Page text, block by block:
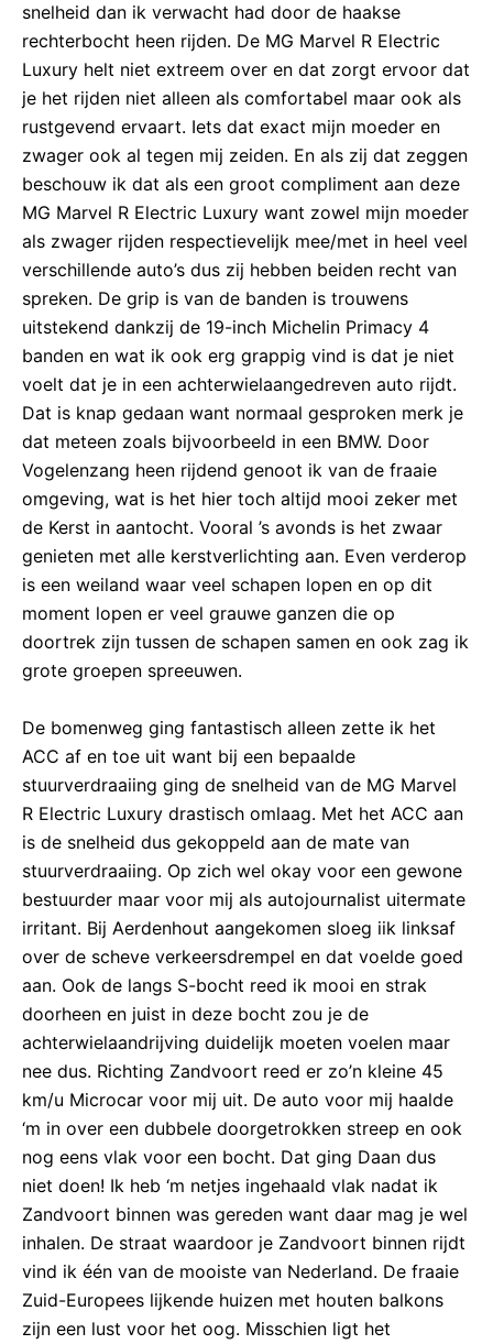
snelheid dan ik verwacht had door de haakse
rechterbocht heen rijden. De MG Marvel R Electric
Luxury helt niet extreem over en dat zorgt ervoor dat
je het rijden niet alleen als comfortabel maar ook als
rustgevend ervaart. Iets dat exact mijn moeder en
zwager ook al tegen mij zeiden. En als zij dat zeggen
beschouw ik dat als een groot compliment aan deze
MG Marvel R Electric Luxury want zowel mijn moeder
als zwager rijden respectievelijk mee/met in heel veel
verschillende auto’s dus zij hebben beiden recht van
spreken. De grip is van de banden is trouwens
uitstekend dankzij de 19-inch Michelin Primacy 4
banden en wat ik ook erg grappig vind is dat je niet
voelt dat je in een achterwielaangedreven auto rijdt.
Dat is knap gedaan want normaal gesproken merk je
dat meteen zoals bijvoorbeeld in een BMW. Door
Vogelenzang heen rijdend genoot ik van de fraaie
omgeving, wat is het hier toch altijd mooi zeker met
de Kerst in aantocht. Vooral ’s avonds is het zwaar
genieten met alle kerstverlichting aan. Even verderop
is een weiland waar veel schapen lopen en op dit
moment lopen er veel grauwe ganzen die op
doortrek zijn tussen de schapen samen en ook zag ik
grote groepen spreeuwen.
De bomenweg ging fantastisch alleen zette ik het
ACC af en toe uit want bij een bepaalde
stuurverdraaiing ging de snelheid van de MG Marvel
R Electric Luxury drastisch omlaag. Met het ACC aan
is de snelheid dus gekoppeld aan de mate van
stuurverdraaiing. Op zich wel okay voor een gewone
bestuurder maar voor mij als autojournalist uitermate
irritant. Bij Aerdenhout aangekomen sloeg iik linksaf
over de scheve verkeersdrempel en dat voelde goed
aan. Ook de langs S-bocht reed ik mooi en strak
doorheen en juist in deze bocht zou je de
achterwielaandrijving duidelijk moeten voelen maar
nee dus. Richting Zandvoort reed er zo’n kleine 45
km/u Microcar voor mij uit. De auto voor mij haalde
‘m in over een dubbele doorgetrokken streep en ook
nog eens vlak voor een bocht. Dat ging Daan dus
niet doen! Ik heb ‘m netjes ingehaald vlak nadat ik
Zandvoort binnen was gereden want daar mag je wel
inhalen. De straat waardoor je Zandvoort binnen rijdt
vind ik één van de mooiste van Nederland. De fraaie
Zuid-Europees lijkende huizen met houten balkons
zijn een lust voor het oog. Misschien ligt het